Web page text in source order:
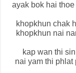
ayak bok hai
khopkhun chak
khopkhun nai
kap wan thi
nai yam thi